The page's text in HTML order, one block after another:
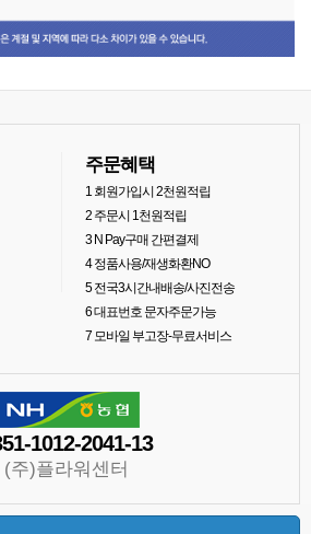
주문혜택
1회원가입시 2천원적립
2주문시 1천원적립
3N Pay구매 간편결제
4정품사용/재생화환NO
5전국3시간내배송/사진전송
6대표번호 문자주문가능
7모바일 부고장-무료서비스
1012-2041-13
(주)플라워센터